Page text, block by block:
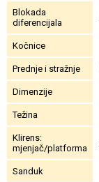
Blokada
diferencijala
Kočnice
Prednje i stražnje
Dimenzije
Težina
Klirens:
mjenjač/platforma
Sanduk